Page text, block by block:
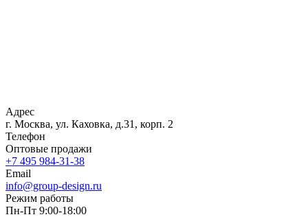
Адрес
г. Москва, ул. Каховка, д.31, корп. 2
Телефон
Оптовые продажи
+7 495 984-31-38
Email
info@group-design.ru
Режим работы
Пн-Пт 9:00-18:00